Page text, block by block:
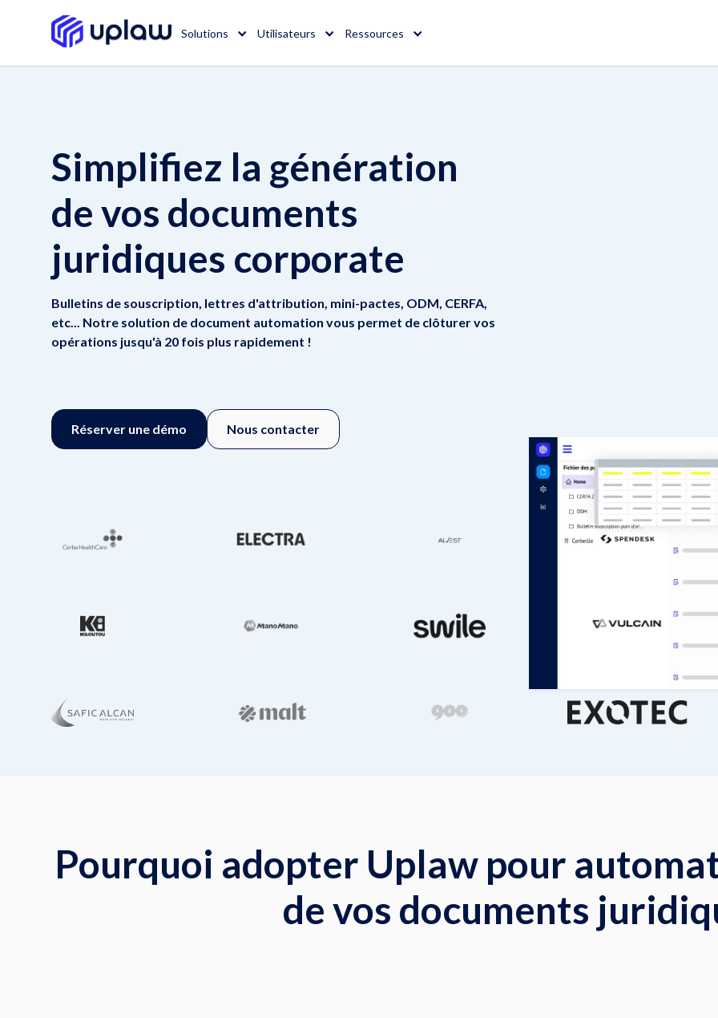
Solutions Utilisateurs Ressources
Simplifiez la génération
de vos documents
juridiques corporate
Bulletins de souscription, lettres d'attribution, mini-pactes, ODM, CERFA,
etc... Notre solution de document automation vous permet de clôturer vos
opérations jusqu'à 20 fois plus rapidement !
Réserver une démo Nous contacter
Pourquoi adopter Uplaw pour
de vos documents